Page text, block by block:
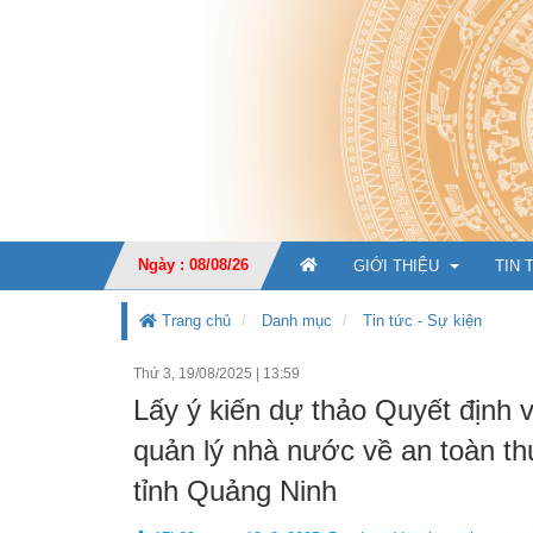
Ngày : 08/08/26 GIỚI THIỆU
CHỨC NĂNG, NHIỆM
Ban
TIN
Trang chủ Danh mục Tin tức - Sự kiện
Thứ 3, 19/08/2025 | 13:59
Lấy ý kiến dự thảo Quyết định
quản lý nhà nước về an toàn
tỉnh Quảng Ninh